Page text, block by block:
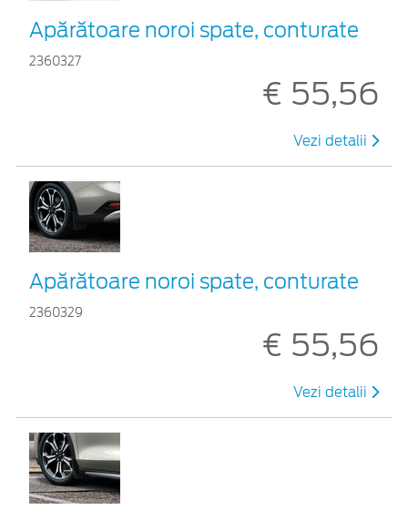
Apărătoare noroi spate, conturate
2360327
€ 55,56
Vezi detalii
Apărătoare noroi spate, conturate
2360329
€ 55,56
Vezi detalii